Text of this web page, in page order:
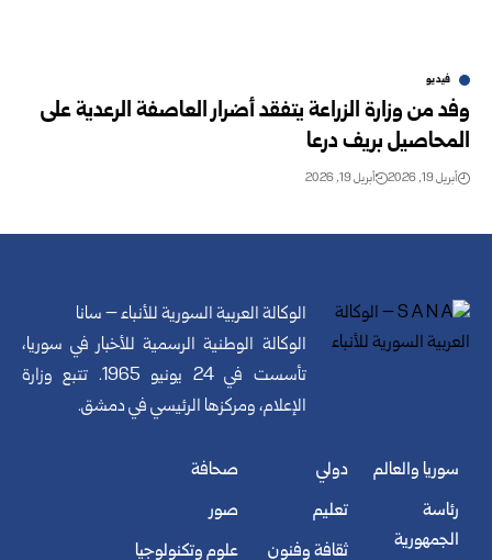
فيديو
وفد من وزارة الزراعة يتفقد أضرار العاصفة الرعدية على
المحاصيل بريف درعا
أبريل 19, 2026 أبريل 19, 2026
الوكالة العربية السورية للأنباء – سانا
الوكالة الوطنية الرسمية للأخبار في سوريا،
تأسست في 24 يونيو 1965. تتبع وزارة
الإعلام، ومركزها الرئيسي في دمشق.
سوريا والعالم
رئاسة
الجمهورية
دولي
تعليم
ثقافة وفنون
صحافة
صور
علوم وتكنولوجيا